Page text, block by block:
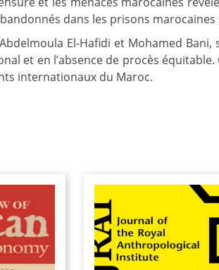
dans les prisons marocaines
El-Hafidi et Mohamed
et en l’absence de procès
internationaux du Maroc.